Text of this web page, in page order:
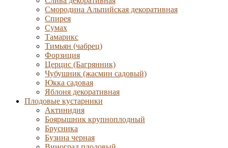
Смородина Альпийская декоративная
Спирея
Сумах
Тамарикс
Тимьян (чабрец)
Форзиция
Церцис (Багрянник)
Чубушник (жасмин садовый)
Юкка садовая
Яблоня декоративная
Плодовые кустарники
Актинидия
Боярышник крупноплодный
Брусника
Бузина черная